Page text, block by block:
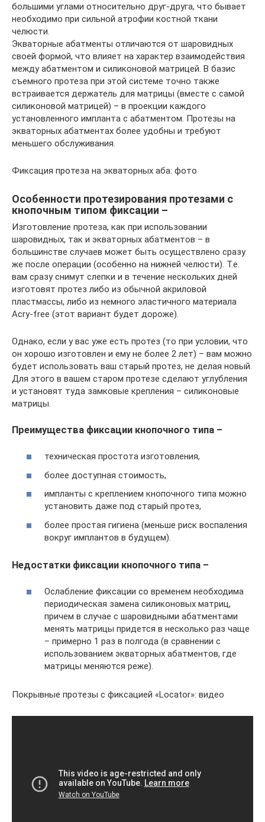
большими углами относительно друг-друга, что бывает
необходимо при сильной атрофии костной ткани
челюсти.
Экваторные абатменты отличаются от шаровидных
своей формой, что влияет на характер взаимодействия
между абатментом и силиконовой матрицей. В базис
съемного протеза при этой системе точно также
встраивается держатель для матрицы (вместе с самой
силиконовой матрицей) – в проекции каждого
установленного импланта с абатментом. Протезы на
экваторных абатментах более удобны и требуют
меньшего обслуживания.
Фиксация протеза на экваторных аба: фото
Особенности протезирования протезами с
кнопочным типом фиксации –
Изготовление протеза, как при использовании
шаровидных, так и экваторных абатментов – в
большинстве случаев может быть осуществлено сразу
же после операции (особенно на нижней челюсти). Т.е.
вам сразу снимут слепки и в течение нескольких дней
изготовят протез либо из обычной акриловой
пластмассы, либо из немного эластичного материала
Acry-free (этот вариант будет дороже).
Однако, если у вас уже есть протез (то при условии, что
он хорошо изготовлен и ему не более 2 лет) – вам можно
будет использовать ваш старый протез, не делая новый.
Для этого в вашем старом протезе сделают углубления
и установят туда замковые крепления – силиконовые
матрицы.
Преимущества фиксации кнопочного типа –
техническая простота изготовления,
более доступная стоимость,
импланты с креплением кнопочного типа можно
установить даже под старый протез,
более простая гигиена (меньше риск воспаления
вокруг имплантов в будущем).
Недостатки фиксации кнопочного типа –
Ослабление фиксации со временем необходима
периодическая замена силиконовых матриц,
причем в случае с шаровидными абатментами
менять матрицы придется в несколько раз чаще
– примерно 1 раз в полгода (в сравнении с
использованием экваторных абатментов, где
матрицы меняются реже).
Покрывные протезы с фиксацией «Locator»: видео